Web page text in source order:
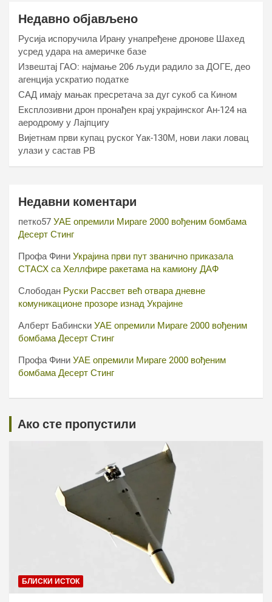
Недавно објављено
Русија испоручила Ирану унапређене дронове Шахед
усред удара на америчке базе
Извештај ГАО: најмање 206 људи радило за ДОГЕ, део
агенција ускратио податке
САД имају мањак пресретача за дуг сукоб са Кином
Експлозивни дрон пронађен крај украјинског Ан-124 на
аеродрому у Лајпцигу
Вијетнам први купац руског Yак-130М, нови лаки ловац
улази у састав РВ
Недавни коментари
петко57 УАЕ опремили Мираге 2000 вођеним бомбама
Десерт Стинг
Профа Фини Украјина први пут званично приказала
СТАСХ са Хеллфире ракетама на камиону ДАФ
Слободан Руски Рассвет већ отвара дневне
комуникационе прозоре изнад Украјине
Алберт Бабински УАЕ опремили Мираге 2000 вођеним
бомбама Десерт Стинг
Профа Фини УАЕ опремили Мираге 2000 вођеним
бомбама Десерт Стинг
Ако сте пропустили
БЛИСКИ ИСТОК